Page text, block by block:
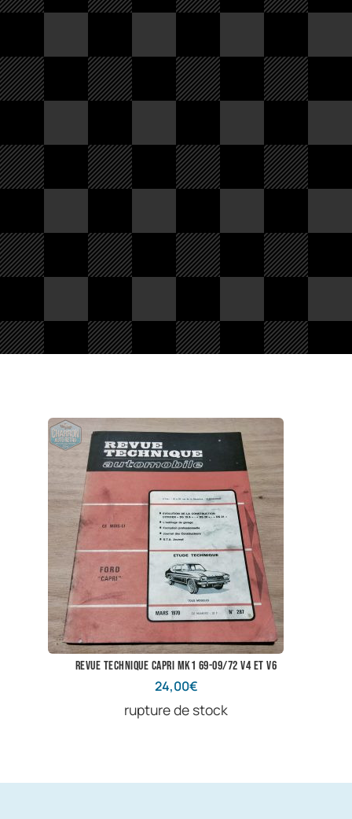
revue technique capri mk1 69-09/72 V4 et V6
24,00€
rupture de stock